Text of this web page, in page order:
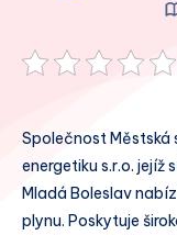
Společnost Městská
energetiku s.r.o. jejíž
Mladá Boleslav
plynu. Poskytuje